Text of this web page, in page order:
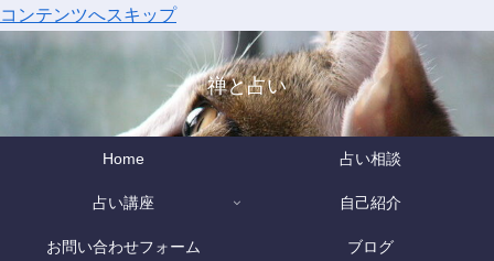
コンテンツへスキップ
禅と占い
Home 占い相談
占い講座 自己紹介
お問い合わせフォーム ブログ